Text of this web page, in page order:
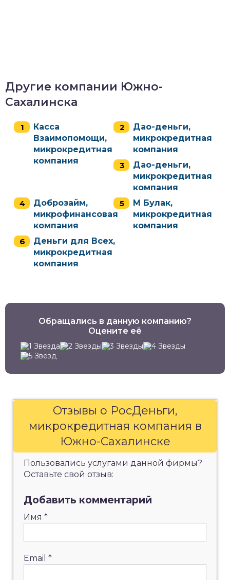
Другие компании Южно-
Сахалинска
Касса
Взаимопомощи,
микрокредитная
компания
Дао-деньги,
микрокредитная
компания
Дао-деньги,
микрокредитная
компания
Доброзайм,
микрофинансовая
компания
М Булак,
микрокредитная
компания
Деньги для Всех,
микрокредитная
компания
Обращались в данную компанию?
Оцените её
Отзывы о РосДеньги,
микрокредитная компания в
Южно-Сахалинске
Пользовались услугами данной фирмы?
Оставьте свой отзыв:
Добавить комментарий
Имя *
Email *